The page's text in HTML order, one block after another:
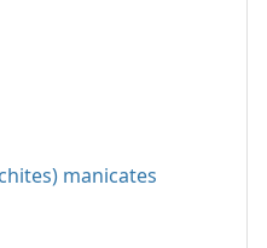
manicates